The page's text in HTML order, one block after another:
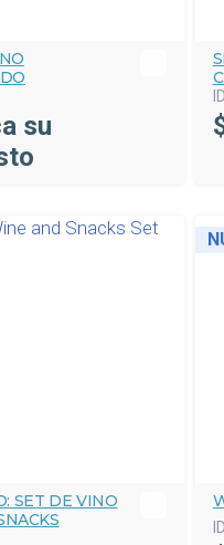
su
SET DE VINO